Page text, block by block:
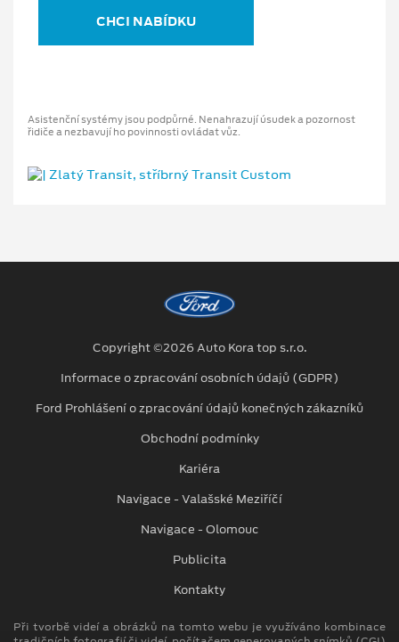
CHCI NABÍDKU
Asistenční systémy jsou podpůrné. Nenahrazují úsudek a pozornost
řidiče a nezbavují ho povinnosti ovládat vůz.
Copyright ©2026 Auto Kora top s.r.o.
Informace o zpracování osobních údajů (GDPR)
Ford Prohlášení o zpracování údajů konečných zákazníků
Obchodní podmínky
Kariéra
Navigace - Valašské Meziříčí
Navigace - Olomouc
Publicita
Kontakty
Při tvorbě videí a obrázků na tomto webu je využíváno kombinace